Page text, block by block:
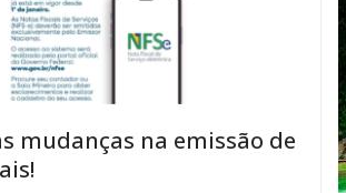
mudanças na emissão de